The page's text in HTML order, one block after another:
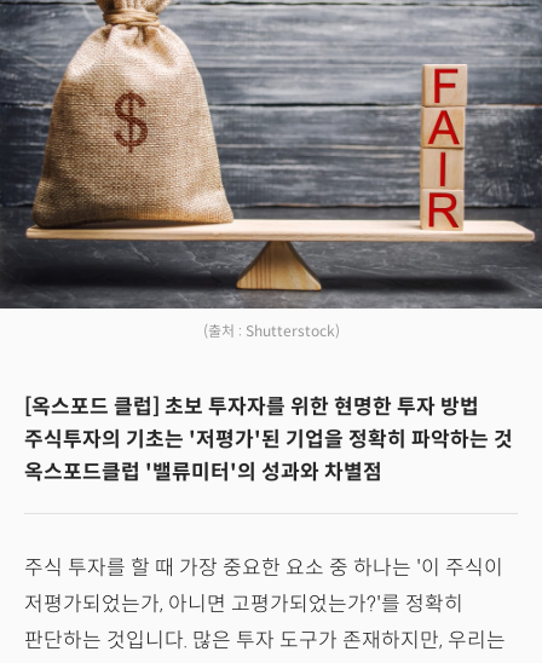
(출처 : Shutterstock)
[옥스포드 클럽] 초보 투자자를 위한 현명한 투자 방법
주식투자의 기초는 '저평가'된 기업을 정확히 파악하는 것
옥스포드클럽 '밸류미터'의 성과와 차별점
주식 투자를 할 때 가장 중요한 요소 중 하나는 '이 주식이
저평가되었는가, 아니면 고평가되었는가?'를 정확히
판단하는 것입니다. 많은 투자 도구가 존재하지만, 우리는